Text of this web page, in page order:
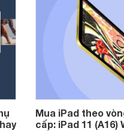
Mua iPad theo
cấp: iPad 11 (A16)